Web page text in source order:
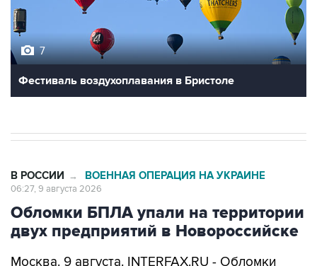
7
Фестиваль воздухоплавания в Бристоле
В РОССИИ → ВОЕННАЯ ОПЕРАЦИЯ НА УКРАИНЕ
06:27, 9 августа 2026
Обломки БПЛА упали на территории
двух предприятий в Новороссийске
Москва. 9 августа. INTERFAX.RU - Обломки